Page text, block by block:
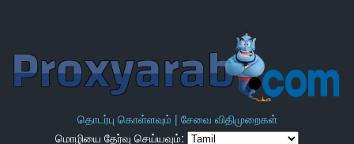
தொடர்பு கொள்ளவும் | சேவை விதிமுறைகள்
மொழியை தேர்வு செய்யவும்: